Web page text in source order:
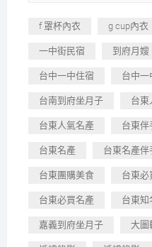
f 罩杯內衣 g cup內衣
一中街民宿 到府月嫂
台中一中住宿 台中一
台南到府坐月子 台東
台東人氣名產 台東伴
台東名產 台東名產伴
台東團購美食 台東必
台東必買名產 台東知
嘉義到府坐月子 大圖